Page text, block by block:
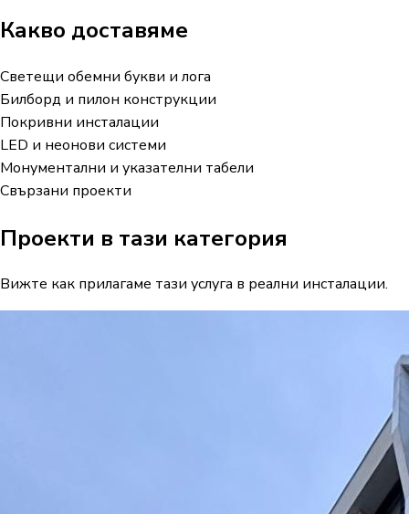
Какво доставяме
Светещи обемни букви и лога
Билборд и пилон конструкции
Покривни инсталации
LED и неонови системи
Монументални и указателни табели
Свързани проекти
Проекти в тази категория
Вижте как прилагаме тази услуга в реални инсталации.